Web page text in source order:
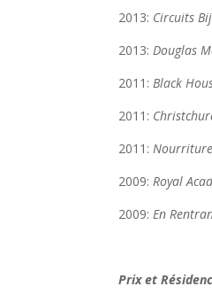
2013: Circuits
2013: Douglas
2011: Black
2011:
2011:
2009: Royal
2009: En
Prix et